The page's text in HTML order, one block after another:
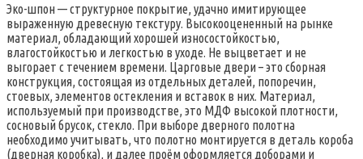
Эко-шпон — структурное покрытие, удачно имитирующее
выраженную древесную текстуру. Высокооцененный на рынке
материал, обладающий хорошей износостойкостью,
влагостойкостью и легкостью в уходе. Не выцветает и не
выгорает с течением времени. Царговые двери – это сборная
конструкция, состоящая из отдельных деталей, попоречин,
стоевых, элементов остекления и вставок в них. Материал,
используемый при производстве, это МДФ высокой плотности,
сосновый брусок, стекло. При выборе дверного полотна
необходимо учитывать, что полотно монтируется в деталь короба
(дверная коробка), и далее проём оформляется доборами и